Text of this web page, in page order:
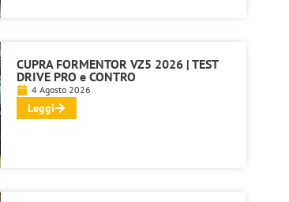
CUPRA FORMENTOR VZ5 2026 | TEST
DRIVE PRO e CONTRO
4 Agosto 2026
Leggi